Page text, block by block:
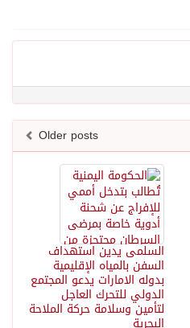
Older posts
السلمى يدين استهداف
السفن بالمياه الإقليمية
بدوله الامارات يدعو المجتمع
الدولي للتحرك العاجل
لتأمين وسلامة حركة الملاحة
البحرية